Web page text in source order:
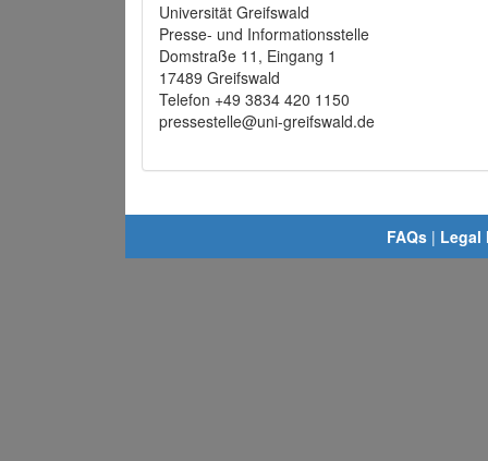
Universität Greifswald
Presse- und Informationsstelle
Domstraße 11, Eingang 1
17489 Greifswald
Telefon +49 3834 420 1150
pressestelle@uni-greifswald.de
FAQs | Legal